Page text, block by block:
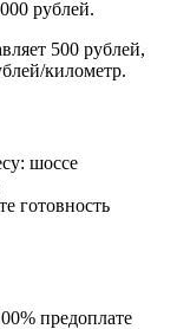
рублей.
500 рублей,
километр.
шоссе
готовность
предоплате